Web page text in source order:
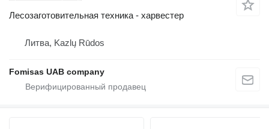
Лесозаготовительная техника - харвестер
Литва, Kazlų Rūdos
Fomisas UAB company